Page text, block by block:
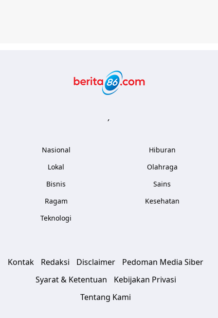
,
Nasional
Lokal
Bisnis
Ragam
Teknologi
Hiburan
Olahraga
Sains
Kesehatan
Kontak Redaksi Disclaimer
Pedoman Media Siber
Syarat & Ketentuan
Kebijakan Privasi
Tentang Kami